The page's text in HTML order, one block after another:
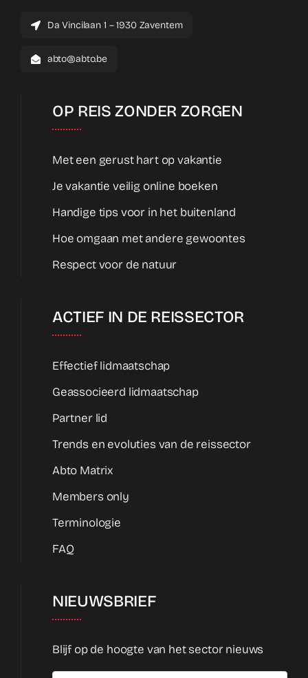
Da Vincilaan 1 – 1930 Zaventem
abto@abto.be
OP REIS ZONDER ZORGEN
Met een gerust hart op vakantie
Je vakantie veilig online boeken
Handige tips voor in het buitenland
Hoe omgaan met andere gewoontes
Respect voor de natuur
ACTIEF IN DE REISSECTOR
Effectief lidmaatschap
Geassocieerd lidmaatschap
Partner lid
Trends en evoluties van de reissector
Abto Matrix
Members only
Terminologie
FAQ
NIEUWSBRIEF
Blijf op de hoogte van het sector nieuws